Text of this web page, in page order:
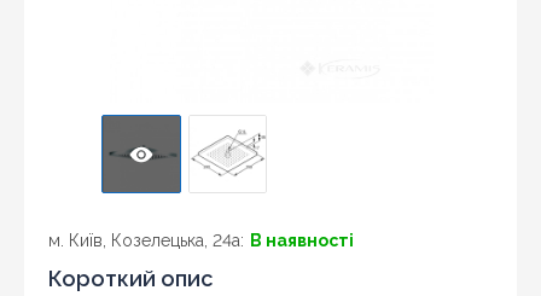
м. Київ, Козелецька, 24а: В наявності
Короткий опис